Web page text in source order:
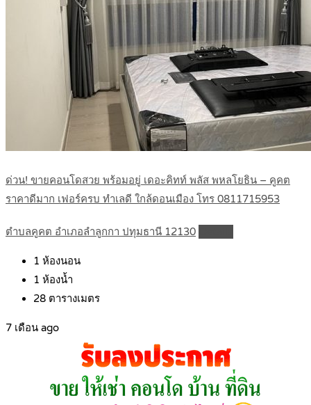
ด่วน! ขายคอนโดสวย พร้อมอยู่ เดอะคิทท์ พลัส พหลโยธิน – คูคต
ราคาดีมาก เฟอร์ครบ ทำเลดี ใกล้ดอนเมือง โทร 0811715953
ตำบลคูคต อำเภอลำลูกกา ปทุมธานี 12130
1 ห้องนอน
1 ห้องน้ำ
28 ตารางเมตร
7 เดือน ago